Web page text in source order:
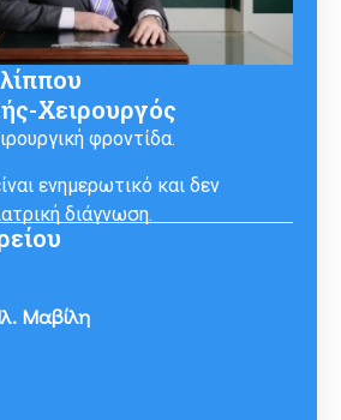
Χειρουργός
φροντίδα.
ενημερωτικό και δεν
διάγνωση.
Μαβίλη